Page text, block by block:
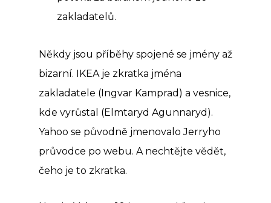
zakladatelů.
Někdy jsou příběhy spojené se jmény až
bizarní. IKEA je zkratka jména
zakladatele (Ingvar Kamprad) a vesnice,
kde vyrůstal (Elmtaryd Agunnaryd).
Yahoo se původně jmenovalo Jerryho
průvodce po webu. A nechtějte vědět,
čeho je to zkratka.